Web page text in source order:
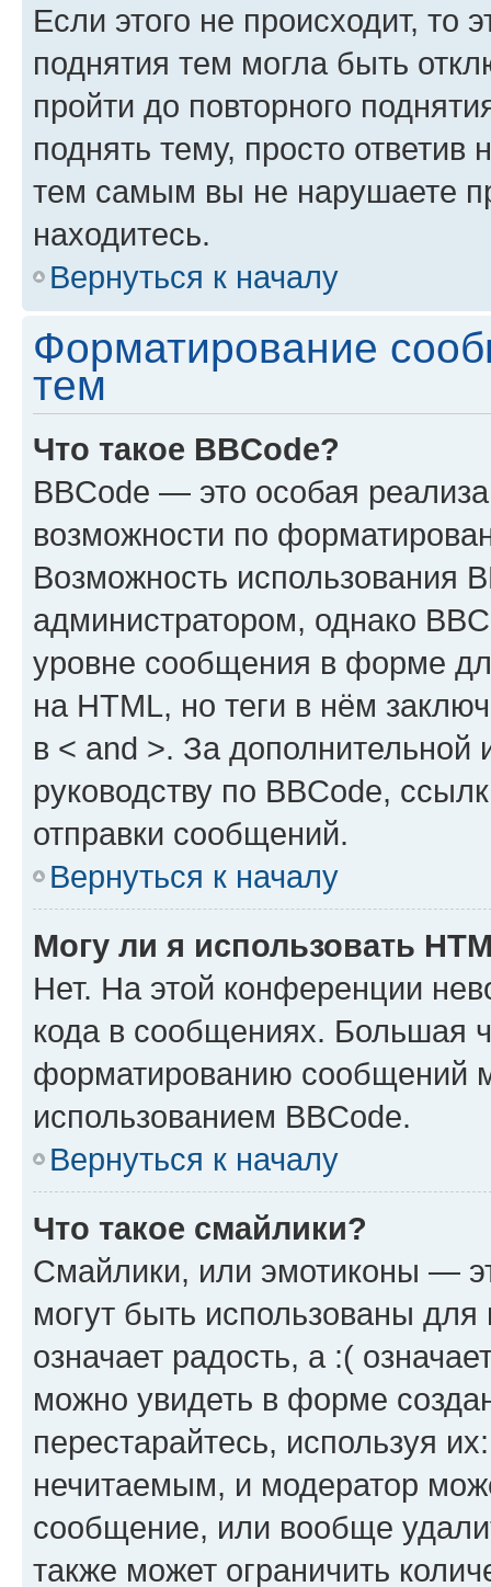
Если этого не происходит, то
поднятия тем могла быть
пройти до повторного
поднять тему, просто ответив
тем самым вы не нарушаете
находитесь.
Вернуться к началу
Форматирование
тем
Что такое BBCode?
BBCode — это особая
возможности по
Возможность использования
администратором, однако
уровне сообщения в форме
на HTML, но теги в нём
в < and >. За
руководству по BBCode,
отправки сообщений.
Вернуться к началу
Могу ли я использовать
Нет. На этой конференции
кода в сообщениях. Большая
форматированию сообщений
использованием BBCode.
Вернуться к началу
Что такое смайлики?
Смайлики, или эмотиконы —
могут быть использованы
означает радость, а :(
можно увидеть в форме
перестарайтесь, используя
нечитаемым, и модератор
сообщение, или вообще
также может ограничить